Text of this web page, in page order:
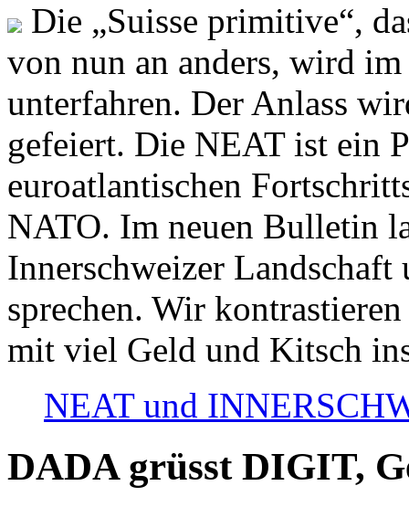
Die „Suisse primitive“,
von nun an anders, wird
unterfahren. Der Anlass
gefeiert. Die NEAT ist ein
euroatlantischen
NATO. Im neuen Bulletin
Innerschweizer
sprechen. Wir
mit viel Geld und Kitsch
NEAT und
DADA grüsst DIGIT,